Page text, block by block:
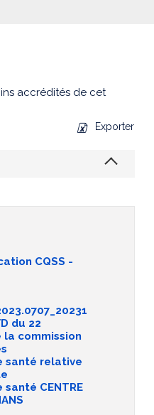
accrédités de cet
Exporter
CQSS -
du 22
la commission
santé relative
CENTRE